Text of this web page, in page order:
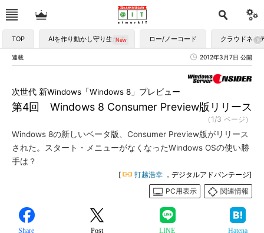
TOP AIを作り動かし守り生かす ロー/ノーコード クラウドネイ
連載 2012年3月7日 公開
第4回 Windows 8 Consumer Preview版リリース
次世代 新Windows「Windows 8」プレビュー
（1/3 ページ）
Windows 8の新しいベータ版、Consumer Preview版がリリース
された。スタート・メニューがなくなったWindows OSの使い勝
手は？
[ 打越浩幸 ，デジタルアドバンテージ]
PC用表示
関連情報
Share Post LINE Hatena